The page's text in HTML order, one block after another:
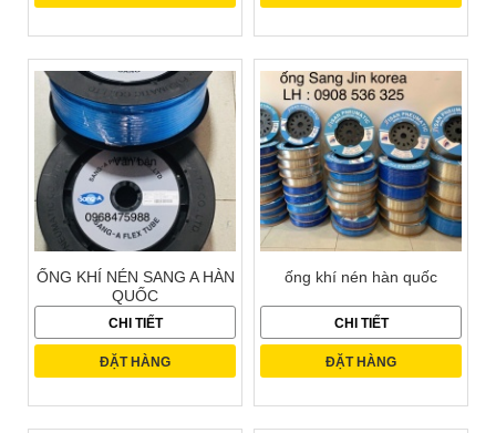
ỐNG KHÍ NÉN SANG A HÀN
QUỐC
CHI TIẾT
ĐẶT HÀNG
ống khí nén hàn quốc
CHI TIẾT
ĐẶT HÀNG